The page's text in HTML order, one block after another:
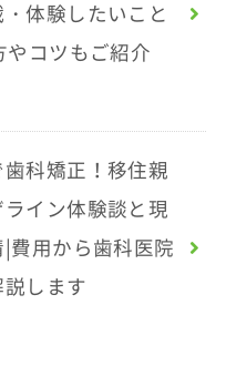
体験したいこと
コツもご紹介
科矯正！移住親
イン体験談と現
費用から歯科医院
します